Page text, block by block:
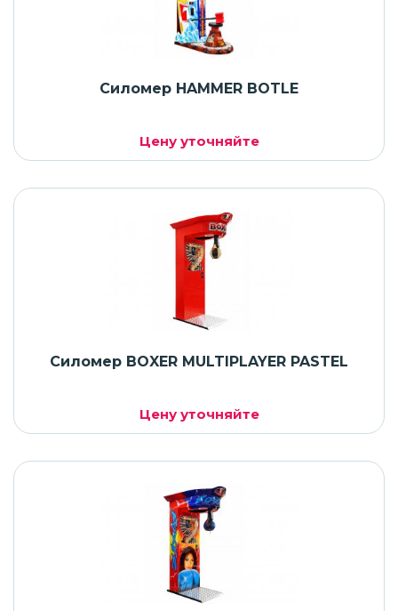
Силомер HAMMER BOTLE
Цену уточняйте
Силомер BOXER MULTIPLAYER PASTEL
Цену уточняйте